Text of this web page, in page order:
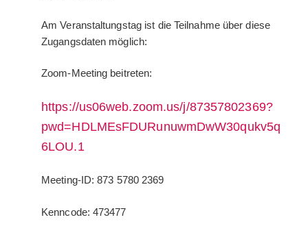
Am Veranstaltungstag ist die Teilnahme über diese
Zugangsdaten möglich:
Zoom-Meeting beitreten:
https://us06web.zoom.us/j/87357802369?
pwd=HDLMEsFDURunuwmDwW30qukv5q
6LOU.1
Meeting-ID: 873 5780 2369
Kenncode: 473477